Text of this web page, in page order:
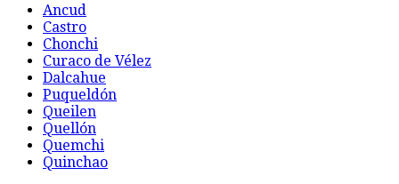
Ancud
Castro
Chonchi
Curaco de Vélez
Dalcahue
Puqueldón
Queilen
Quellón
Quemchi
Quinchao